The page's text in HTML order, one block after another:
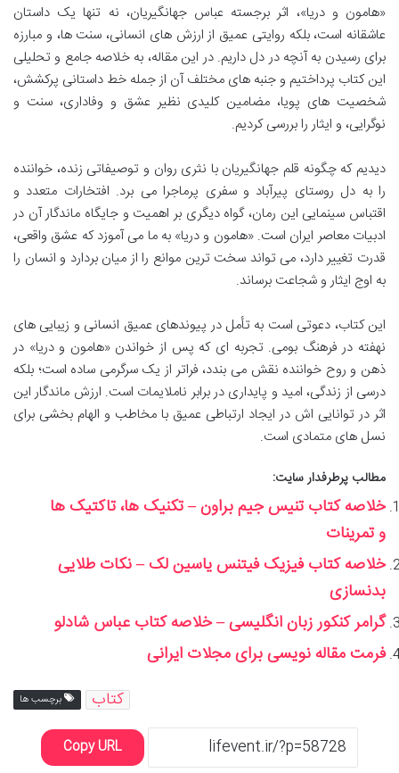
«هامون و دریا»، اثر برجسته عباس جهانگیریان، نه تنها یک داستان
عاشقانه است، بلکه روایتی عمیق از ارزش های انسانی، سنت ها، و مبارزه
برای رسیدن به آنچه در دل داریم. در این مقاله، به خلاصه جامع و تحلیلی
این کتاب پرداختیم و جنبه های مختلف آن از جمله خط داستانی پرکشش،
شخصیت های پویا، مضامین کلیدی نظیر عشق و وفاداری، سنت و
نوگرایی، و ایثار را بررسی کردیم.
دیدیم که چگونه قلم جهانگیریان با نثری روان و توصیفاتی زنده، خواننده
را به دل روستای پیرآباد و سفری پرماجرا می برد. افتخارات متعدد و
اقتباس سینمایی این رمان، گواه دیگری بر اهمیت و جایگاه ماندگار آن در
ادبیات معاصر ایران است. «هامون و دریا» به ما می آموزد که عشق واقعی،
قدرت تغییر دارد، می تواند سخت ترین موانع را از میان بردارد و انسان را
به اوج ایثار و شجاعت برساند.
این کتاب، دعوتی است به تأمل در پیوندهای عمیق انسانی و زیبایی های
نهفته در فرهنگ بومی. تجربه ای که پس از خواندن «هامون و دریا» در
ذهن و روح خواننده نقش می بندد، فراتر از یک سرگرمی ساده است؛ بلکه
درسی از زندگی، امید و پایداری در برابر ناملایمات است. ارزش ماندگار این
اثر در توانایی اش در ایجاد ارتباطی عمیق با مخاطب و الهام بخشی برای
نسل های متمادی است.
مطالب پرطرفدار سایت:
خلاصه کتاب تنیس جیم براون – تکنیک ها، تاکتیک ها
و تمرینات
خلاصه کتاب فیزیک فیتنس یاسین لک – نکات طلایی
بدنسازی
گرامر کنکور زبان انگلیسی – خلاصه کتاب عباس شادلو
فرمت مقاله نویسی برای مجلات ایرانی
برچسب ها کتاب
Copy URL